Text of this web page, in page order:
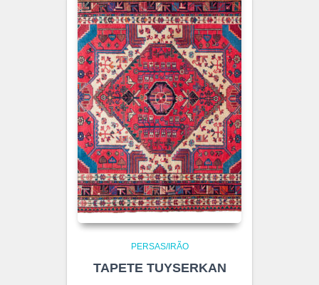
PERSAS/IRÃO
TAPETE TUYSERKAN